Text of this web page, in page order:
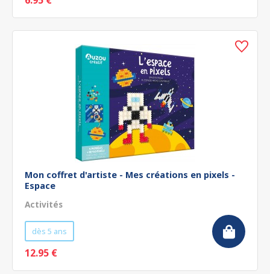
Mon coffret d'artiste - Mes créations en pixels -
Espace
Activités
dès 5 ans
12.95 €